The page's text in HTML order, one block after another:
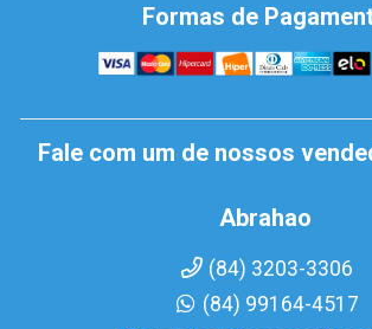
Formas de
Fale com um de nossos
Abrahao
(84) 3203-3306
(84) 99164-4517